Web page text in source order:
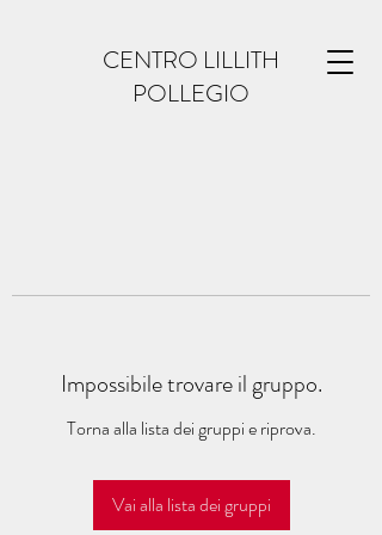
CENTRO LILLITH
POLLEGIO
Impossibile trovare il gruppo.
Torna alla lista dei gruppi e riprova.
Vai alla lista dei gruppi